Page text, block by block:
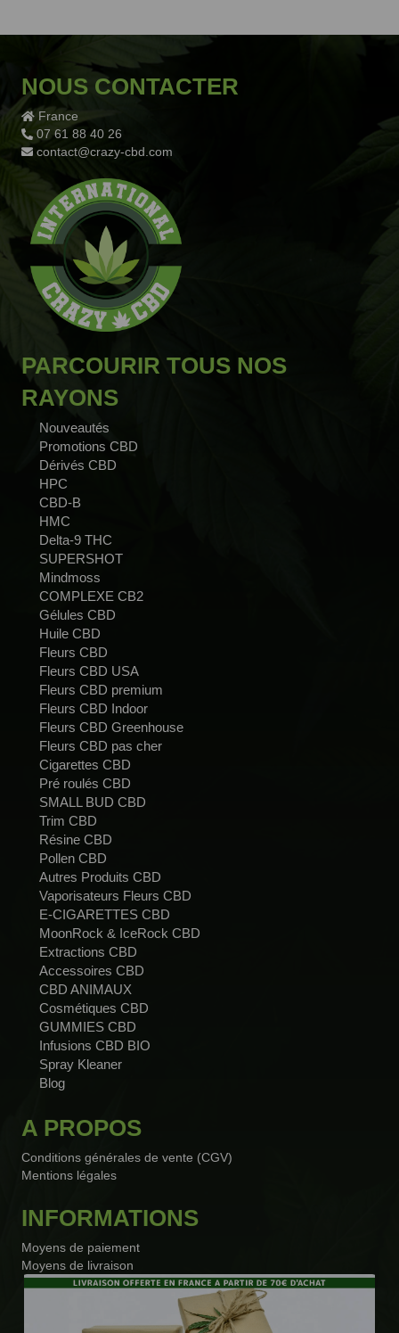
NOUS CONTACTER
France
07 61 88 40 26
contact@crazy-cbd.com
PARCOURIR TOUS NOS
RAYONS
Nouveautés
Promotions CBD
Dérivés CBD
HPC
CBD-B
HMC
Delta-9 THC
SUPERSHOT
Mindmoss
COMPLEXE CB2
Gélules CBD
Huile CBD
Fleurs CBD
Fleurs CBD USA
Fleurs CBD premium
Fleurs CBD Indoor
Fleurs CBD Greenhouse
Fleurs CBD pas cher
Cigarettes CBD
Pré roulés CBD
SMALL BUD CBD
Trim CBD
Résine CBD
Pollen CBD
Autres Produits CBD
Vaporisateurs Fleurs CBD
E-CIGARETTES CBD
MoonRock & IceRock CBD
Extractions CBD
Accessoires CBD
CBD ANIMAUX
Cosmétiques CBD
GUMMIES CBD
Infusions CBD BIO
Spray Kleaner
Blog
A PROPOS
Conditions générales de vente (CGV)
Mentions légales
INFORMATIONS
Moyens de paiement
Moyens de livraison